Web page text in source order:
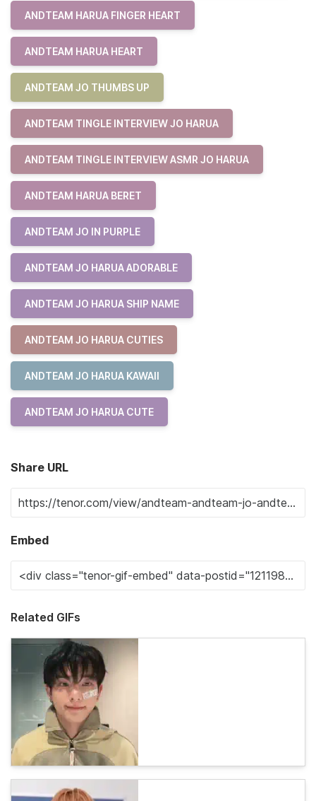
ANDTEAM HARUA FINGER HEART
ANDTEAM HARUA HEART
ANDTEAM JO THUMBS UP
ANDTEAM TINGLE INTERVIEW JO HARUA
ANDTEAM TINGLE INTERVIEW ASMR JO HARUA
ANDTEAM HARUA BERET
ANDTEAM JO IN PURPLE
ANDTEAM JO HARUA ADORABLE
ANDTEAM JO HARUA SHIP NAME
ANDTEAM JO HARUA CUTIES
ANDTEAM JO HARUA KAWAII
ANDTEAM JO HARUA CUTE
Share URL
Embed
Related GIFs